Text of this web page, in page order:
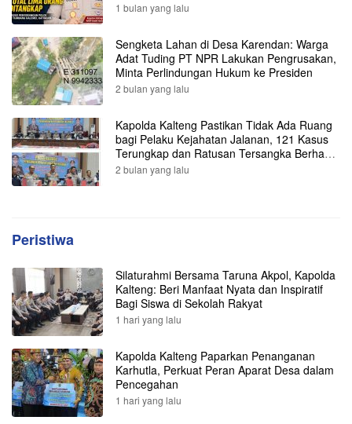
Diamankan Polisi
1 bulan yang lalu
Sengketa Lahan di Desa Karendan: Warga
Adat Tuding PT NPR Lakukan Pengrusakan,
Minta Perlindungan Hukum ke Presiden
2 bulan yang lalu
Kapolda Kalteng Pastikan Tidak Ada Ruang
bagi Pelaku Kejahatan Jalanan, 121 Kasus
Terungkap dan Ratusan Tersangka Berhasil
Dibekuk
2 bulan yang lalu
Peristiwa
Silaturahmi Bersama Taruna Akpol, Kapolda
Kalteng: Beri Manfaat Nyata dan Inspiratif
Bagi Siswa di Sekolah Rakyat
1 hari yang lalu
Kapolda Kalteng Paparkan Penanganan
Karhutla, Perkuat Peran Aparat Desa dalam
Pencegahan
1 hari yang lalu